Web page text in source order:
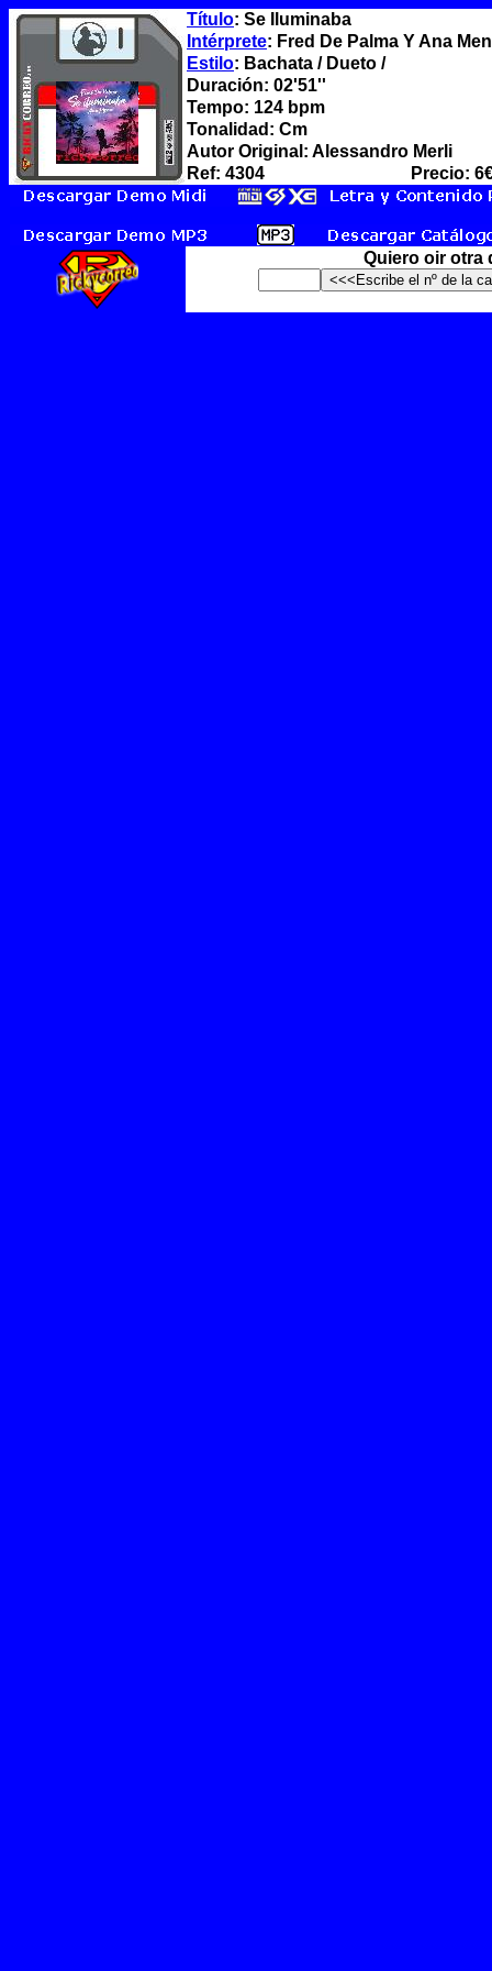
Título: Se Iluminaba
Intérprete: Fred De Palma Y Ana
Estilo: Bachata / Dueto /
Duración: 02'51''
Tempo: 124 bpm
Tonalidad: Cm
Autor Original: Alessandro Merli
Ref: 4304
Precio:
Quiero oir otra